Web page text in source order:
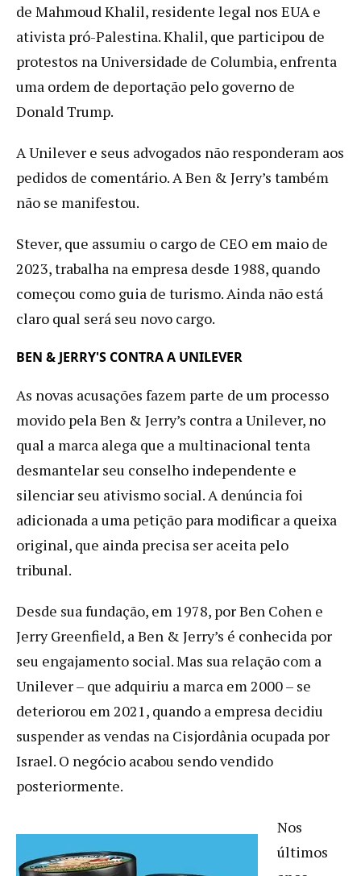
de Mahmoud Khalil, residente legal nos EUA e
ativista pró-Palestina. Khalil, que participou de
protestos na Universidade de Columbia, enfrenta
uma ordem de deportação pelo governo de
Donald Trump.
A Unilever e seus advogados não responderam aos
pedidos de comentário. A Ben & Jerry’s também
não se manifestou.
Stever, que assumiu o cargo de CEO em maio de
2023, trabalha na empresa desde 1988, quando
começou como guia de turismo. Ainda não está
claro qual será seu novo cargo.
BEN & JERRY'S CONTRA A UNILEVER
As novas acusações fazem parte de um processo
movido pela Ben & Jerry’s contra a Unilever, no
qual a marca alega que a multinacional tenta
desmantelar seu conselho independente e
silenciar seu ativismo social. A denúncia foi
adicionada a uma petição para modificar a queixa
original, que ainda precisa ser aceita pelo
tribunal.
Desde sua fundação, em 1978, por Ben Cohen e
Jerry Greenfield, a Ben & Jerry’s é conhecida por
seu engajamento social. Mas sua relação com a
Unilever – que adquiriu a marca em 2000 – se
deteriorou em 2021, quando a empresa decidiu
suspender as vendas na Cisjordânia ocupada por
Israel. O negócio acabou sendo vendido
posteriormente.
Nos
últimos